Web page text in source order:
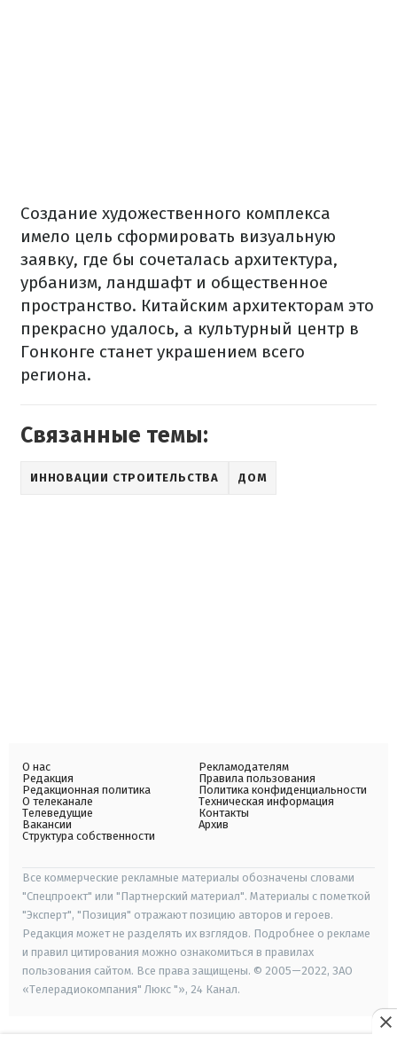
Создание художественного комплекса
имело цель сформировать визуальную
заявку, где бы сочеталась архитектура,
урбанизм, ландшафт и общественное
пространство. Китайским архитекторам это
прекрасно удалось, а культурный центр в
Гонконге станет украшением всего
региона.
Связанные темы:
ИННОВАЦИИ СТРОИТЕЛЬСТВА ДОМ
О нас
Редакция
Редакционная политика
О телеканале
Телеведущие
Вакансии
Структура собственности
Рекламодателям
Правила пользования
Политика конфиденциальности
Техническая информация
Контакты
Архив
Все коммерческие рекламные материалы обозначены словами
"Спецпроект" или "Партнерский материал". Материалы с пометкой
"Эксперт", "Позиция" отражают позицию авторов и героев.
Редакция может не разделять их взглядов. Подробнее о рекламе
и правил цитирования можно ознакомиться в правилах
пользования сайтом. Все права защищены. © 2005—2022, ЗАО
«Телерадиокомпания" Люкс "», 24 Канал.